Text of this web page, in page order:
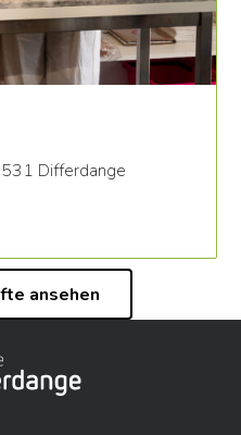
Differdange
ansehen